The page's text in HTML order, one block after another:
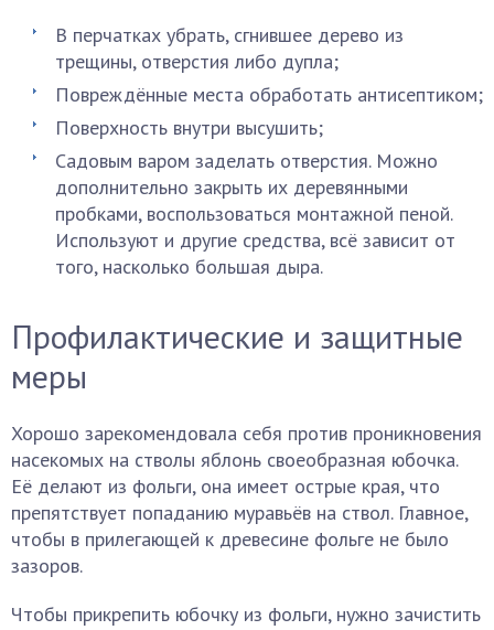
В перчатках убрать, сгнившее дерево из
трещины, отверстия либо дупла;
Повреждённые места обработать антисептиком;
Поверхность внутри высушить;
Садовым варом заделать отверстия. Можно
дополнительно закрыть их деревянными
пробками, воспользоваться монтажной пеной.
Используют и другие средства, всё зависит от
того, насколько большая дыра.
Профилактические и защитные
меры
Хорошо зарекомендовала себя против проникновения
насекомых на стволы яблонь своеобразная юбочка.
Её делают из фольги, она имеет острые края, что
препятствует попаданию муравьёв на ствол. Главное,
чтобы в прилегающей к древесине фольге не было
зазоров.
Чтобы прикрепить юбочку из фольги, нужно зачистить